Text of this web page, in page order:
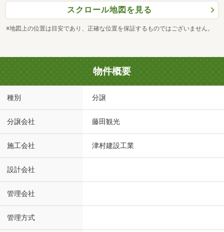
スクロール地図を見る
※地図上の位置は目安であり、正確な位置を保証するものではございません。
物件概要
種別 分譲
分譲会社 藤田観光
施工会社 津村建設工業
設計会社
管理会社
管理方式